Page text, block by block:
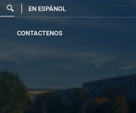
EN ESPÁNOL
CONTACTENOS